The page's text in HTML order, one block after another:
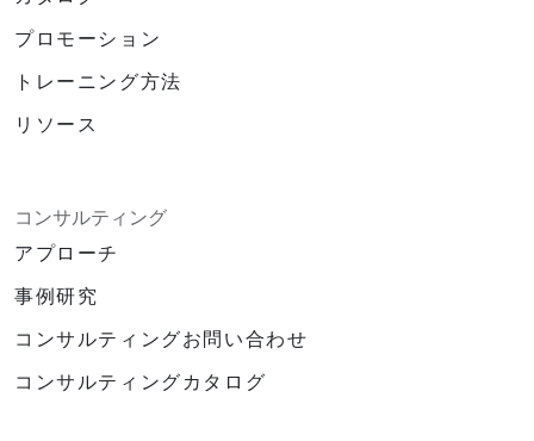
プロモーション
トレーニング方法
リソース
コンサルティング
アプローチ
事例研究
コンサルティングお問い合わせ
コンサルティングカタログ